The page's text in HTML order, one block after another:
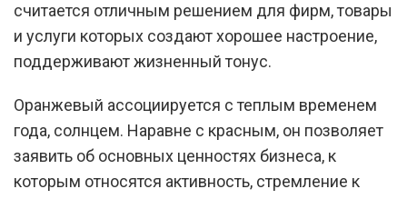
считается отличным решением для фирм, товары
и услуги которых создают хорошее настроение,
поддерживают жизненный тонус.
Оранжевый ассоциируется с теплым временем
года, солнцем. Наравне с красным, он позволяет
заявить об основных ценностях бизнеса, к
которым относятся активность, стремление к